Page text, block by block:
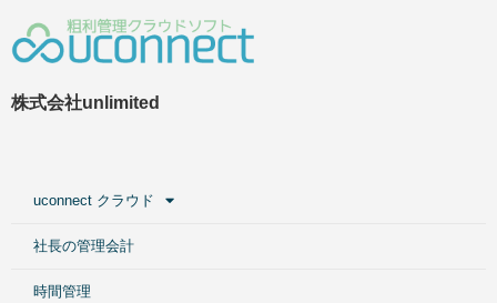
株式会社unlimited
uconnect クラウド
社長の管理会計
時間管理